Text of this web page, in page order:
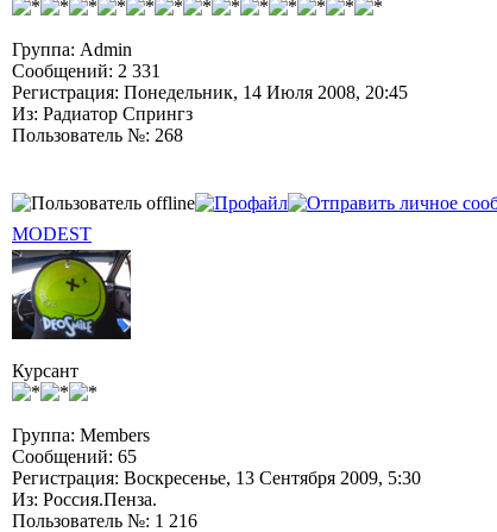
Группа: Admin
Сообщений: 2 331
Регистрация: Понедельник, 14 Июля 2008, 20:45
Из: Радиатор Спрингз
Пользователь №: 268
MODEST
Курсант
Группа: Members
Сообщений: 65
Регистрация: Воскресенье, 13 Сентября 2009, 5:30
Из: Россия.Пенза.
Пользователь №: 1 216